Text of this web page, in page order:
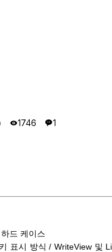
1746 1
드 케이스
표시 방식 / WriteView 및